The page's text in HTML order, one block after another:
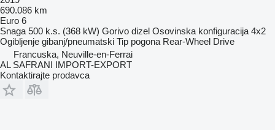
690.086 km
Euro 6
Snaga 500 k.s. (368 kW) Gorivo dizel Osovinska konfiguracija 4x2
Ogibljenje gibanj/pneumatski Tip pogona Rear-Wheel Drive
Francuska, Neuville-en-Ferrai
AL SAFRANI IMPORT-EXPORT
Kontaktirajte prodavca